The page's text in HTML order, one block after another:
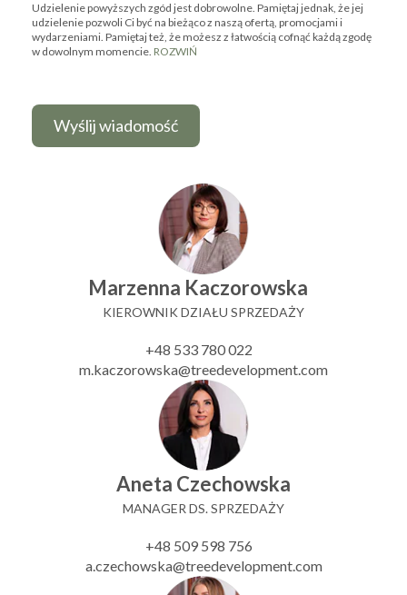
Udzielenie powyższych zgód jest dobrowolne. Pamiętaj jednak, że jej
udzielenie pozwoli Ci być na bieżąco z naszą ofertą, promocjami i
wydarzeniami. Pamiętaj też, że możesz z łatwością cofnąć każdą zgodę
w dowolnym momencie. ROZWIŃ
Marzenna Kaczorowska
KIEROWNIK DZIAŁU SPRZEDAŻY
+48 533 780 022
m.kaczorowska@treedevelopment.com
Aneta Czechowska
MANAGER DS. SPRZEDAŻY
+48 509 598 756
a.czechowska@treedevelopment.com